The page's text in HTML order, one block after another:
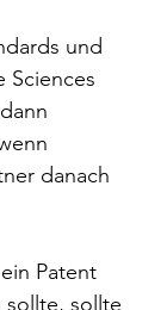
und
Sciences
danach
Patent
sollte, sollte